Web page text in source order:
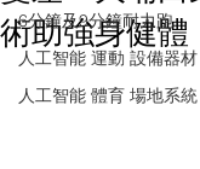
6分鐘及9分鐘耐力跑
人工智能 運動 設備器材
人工智能 體育 場地系統
術助強身健體